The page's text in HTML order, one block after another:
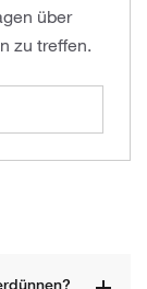
über
zu treffen.